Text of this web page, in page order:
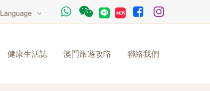
Language
健康生活誌 澳門旅遊攻略 聯絡我們